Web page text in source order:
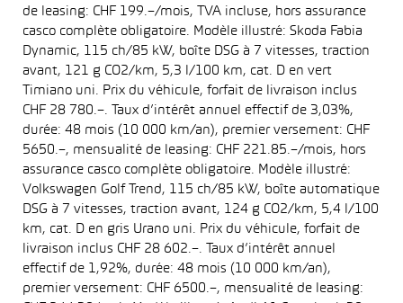
de leasing: CHF 199.–/mois, TVA incluse, hors assurance
casco complète obligatoire. Modèle illustré: Skoda Fabia
Dynamic, 115 ch/85 kW, boîte DSG à 7 vitesses, traction
avant, 121 g CO2/km, 5,3 l/100 km, cat. D en vert
Timiano uni. Prix du véhicule, forfait de livraison inclus
CHF 28 780.–. Taux d’intérêt annuel effectif de 3,03%,
durée: 48 mois (10 000 km/an), premier versement: CHF
5650.–, mensualité de leasing: CHF 221.85.–/mois, hors
assurance casco complète obligatoire. Modèle illustré:
Volkswagen Golf Trend, 115 ch/85 kW, boîte automatique
DSG à 7 vitesses, traction avant, 124 g CO2/km, 5,4 l/100
km, cat. D en gris Urano uni. Prix du véhicule, forfait de
livraison inclus CHF 28 602.–. Taux d’intérêt annuel
effectif de 1,92%, durée: 48 mois (10 000 km/an),
premier versement: CHF 6500.–, mensualité de leasing: